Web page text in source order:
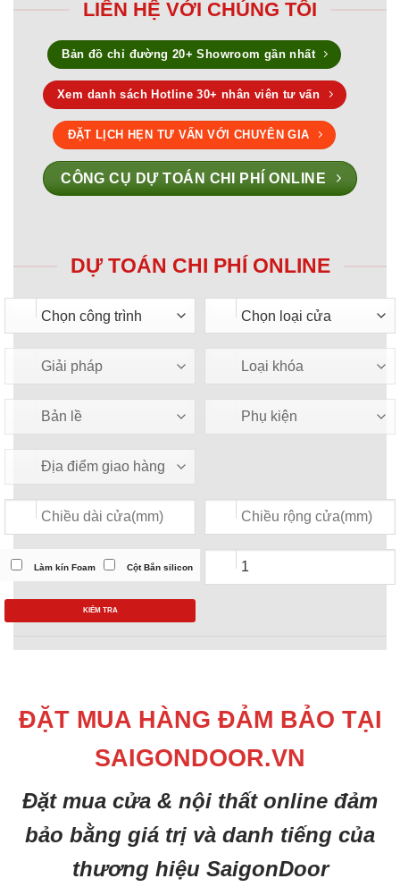
LIÊN HỆ VỚI CHÚNG TÔI
Bản đồ chỉ đường 20+ Showroom gần nhất
Xem danh sách Hotline 30+ nhân viên tư vấn
ĐẶT LỊCH HẸN TƯ VẤN VỚI CHUYÊN GIA
CÔNG CỤ DỰ TOÁN CHI PHÍ ONLINE
DỰ TOÁN CHI PHÍ ONLINE
Làm kín Foam Cột Bắn silicon
KIỂM TRA
ĐẶT MUA HÀNG ĐẢM BẢO TẠI
SAIGONDOOR.VN
Đặt mua cửa & nội thất online đảm
bảo bằng giá trị và danh tiếng của
thương hiệu SaigonDoor